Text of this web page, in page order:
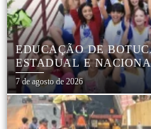
EDUCAÇÃO DE
ESTADUAL E
7 de agosto de 2026